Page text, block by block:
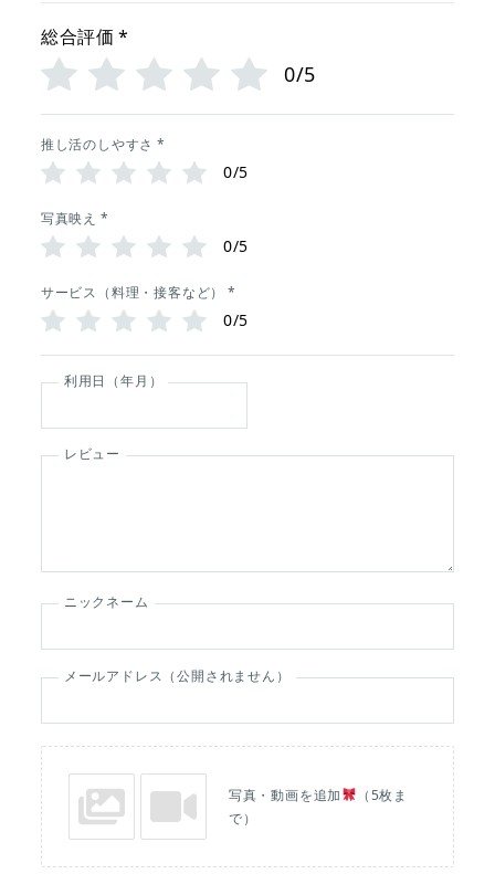
総合評価 *
0/5
推し活のしやすさ *
0/5
写真映え *
0/5
サービス（料理・接客など） *
0/5
利用日（年月）
レビュー
ニックネーム
メールアドレス（公開されません）
写真・動画を追加
（5枚ま
で）